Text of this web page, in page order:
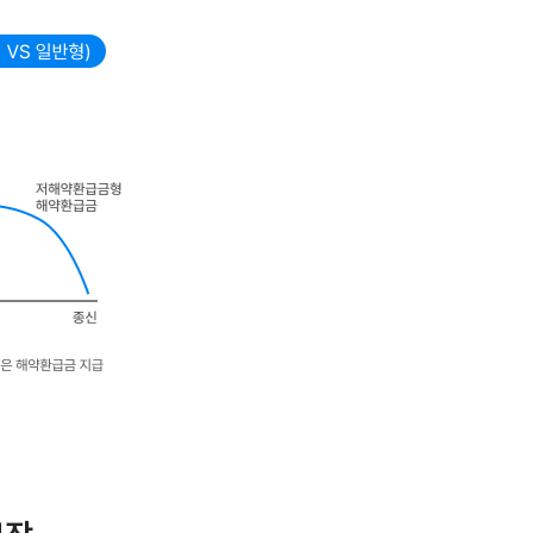
가입에 앞서 이에 대한 충분한
의 다음날로 합니다.
복)일을 포함하여 90일이 되는
)에 기타지급금을 합한 금액이
. 이와 별도로 본 보험회사
보험료 인상될 수 있으며